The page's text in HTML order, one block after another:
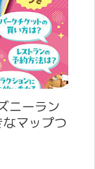
ニーラン
マップつ